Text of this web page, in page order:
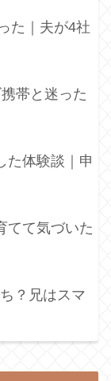
た｜夫が4社
帯と迷った
た体験談｜申
てて気づいた
？兄はスマ